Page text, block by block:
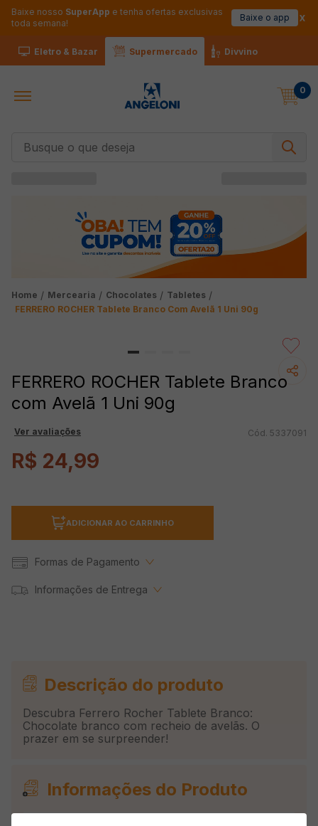
Baixe nosso SuperApp e tenha ofertas exclusivas
toda semana!
Baixe o app
Eletro & Bazar Supermercado Divvino
0
Mercearia Chocolates
Tabletes
FERRERO ROCHER Tablete Branco Com Avelã 1 Uni 90g
FERRERO ROCHER Tablete Branco
com Avelã 1 Uni 90g
Ver avaliações 5337091
R$ 24,99
ADICIONAR AO CARRINHO
Formas de Pagamento
Informações de Entrega
Descrição do produto
Descubra Ferrero Rocher Tablete Branco:
Chocolate branco com recheio de avelãs. O
prazer em se surpreender!
Informações do Produto